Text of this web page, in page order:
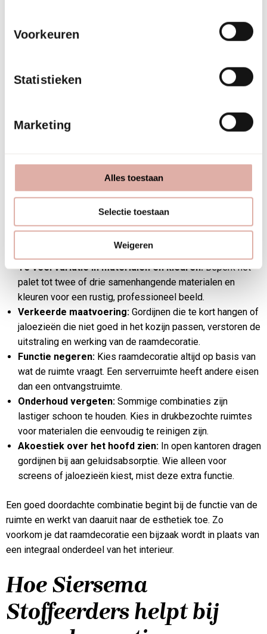
Voorkeuren
Statistieken
Marketing
Alles toestaan
Selectie toestaan
Weigeren
Welke fouten vermijd je
bij het combineren van
kantoor?
De meest voorkomende fouten bij het combineren van
raamdecoratie in een kantoor zijn: te veel verschillende
stijlen mengen, de maatvoering niet op elkaar afstemmen en
de functie van de ruimte niet als uitgangspunt nemen. Dit
leidt tot een rommelig geheel dat zowel esthetisch als
Te veel variatie in materialen en kleuren:Beperk het
palet tot twee of drie samenhangende materialen en
kleuren voor een rustig, professioneel beeld.
Verkeerde maatvoering: Gordijnen die te kort hangen of
jaloezieën die niet goed in het kozijn passen, verstoren de
uitstraling en werking van de raamdecoratie.
Functie negeren: Kies raamdecoratie altijd op basis van
wat de ruimte vraagt. Een serverruimte heeft andere eisen
dan een ontvangstruimte.
Onderhoud vergeten: Sommige combinaties zijn
lastiger schoon te houden. Kies in drukbezochte ruimtes
voor materialen die eenvoudig te reinigen zijn.
Akoestiek over het hoofd zien: In open kantoren dragen
gordijnen bij aan geluidsabsorptie. Wie alleen voor
screens of jaloezieën kiest, mist deze extra functie.
Een goed doordachte combinatie begint bij de functie van de
ruimte en werkt van daaruit naar de esthetiek toe. Zo
voorkom je dat raamdecoratie een bijzaak wordt in plaats van
een integraal onderdeel van het interieur.
Hoe Siersema
Stoffeerders helpt bij